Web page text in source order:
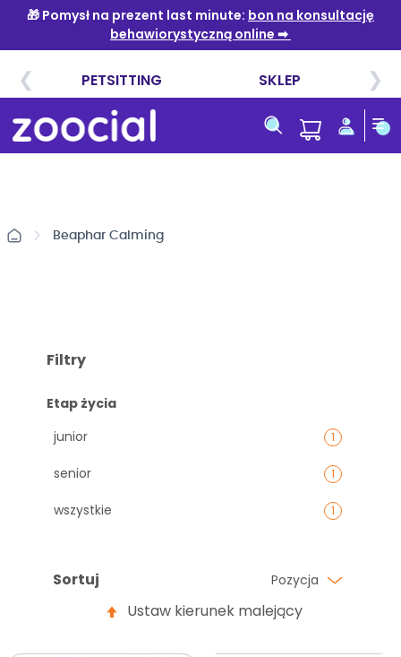
do
treści
Beaphar Calming
Sortuj Pozycja
Ustaw kierunek malejący
Filtry
Etap życia
junior
1
senior 1
wszystkie 1